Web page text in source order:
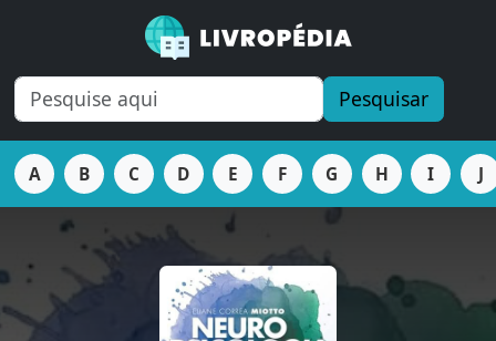
Pesquisar
A B C D E F G H I J